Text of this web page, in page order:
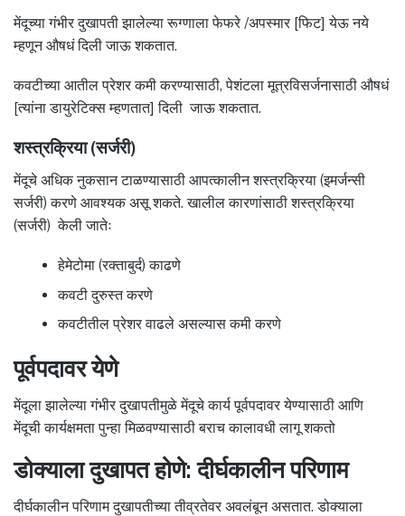
मेंदूच्या गंभीर दुखापती झालेल्या रूग्णाला फेफरे /अपस्मार [फिट] येऊ नये
म्हणून औषधं दिली जाऊ शकतात.
कवटीच्या आतील प्रेशर कमी करण्यासाठी, पेशंटला मूत्रविसर्जनासाठी औषधं
[त्यांना डायुरेटिक्स म्हणतात] दिली जाऊ शकतात.
शस्त्रक्रिया (सर्जरी)
मेंदूचे अधिक नुकसान टाळण्यासाठी आपत्कालीन शस्त्रक्रिया (इमर्जन्सी
सर्जरी) करणे आवश्यक असू शकते. खालील कारणांसाठी शस्त्रक्रिया
(सर्जरी) केली जातेः
हेमेटोमा (रक्ताबुर्द) काढणे
कवटी दुरुस्त करणे
कवटीतील प्रेशर वाढले असल्यास कमी करणे
पूर्वपदावर येणे
मेंदूला झालेल्या गंभीर दुखापतीमुळे मेंदूचे कार्य पूर्वपदावर येण्यासाठी आणि
मेंदूची कार्यक्षमता पुन्हा मिळवण्यासाठी बराच कालावधी लागू शकतो
डोक्याला दुखापत होणे: दीर्घकालीन परिणाम
दीर्घकालीन परिणाम दुखापतीच्या तीव्रतेवर अवलंबून असतात. डोक्याला